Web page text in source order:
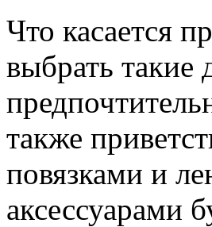
Что касается
выбрать такие
также
повязками и
аксессуарами